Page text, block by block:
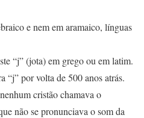
e nem em aramaico, línguas
“j” (jota) em grego ou em latim.
“j” por volta de 500 anos atrás.
cristão chamava o
não se pronunciava o som da